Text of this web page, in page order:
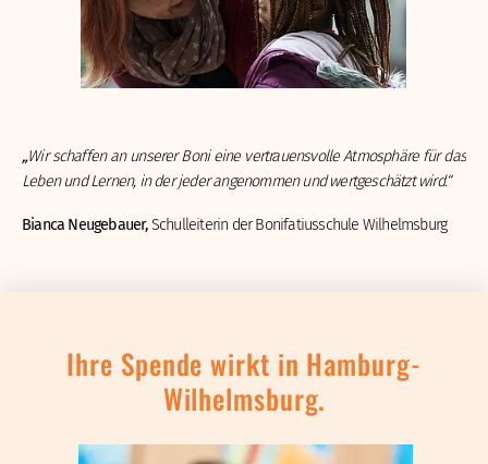
„Wir schaffen an unserer Boni eine vertrauensvolle Atmosphäre für das
Leben und Lernen, in der jeder angenommen und wertgeschätzt wird.“
Bianca Neugebauer,Schulleiterin der Bonifatiusschule Wilhelmsburg
Ihre Spende wirkt in Hamburg-
Wilhelmsburg.